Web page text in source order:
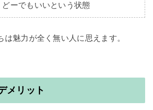
どーでもいいという状態
は魅力が全く無い人に思えます。
メリット